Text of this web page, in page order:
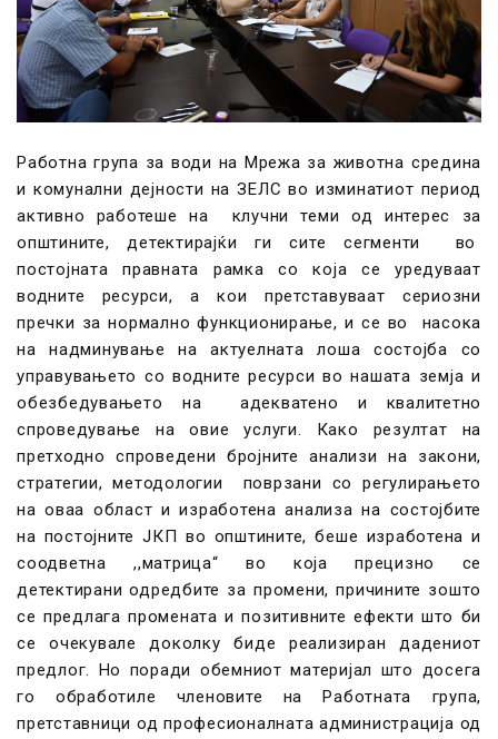
Работна група за води на Мрежа за животна средина
и комунални дејности на ЗЕЛС во изминатиот период
активно работеше на клучни теми од интерес за
општините, детектирајќи ги сите сегменти во
постојната правната рамка со која се уредуваат
водните ресурси, а кои претставуваат сериозни
пречки за нормално функционирање, и се во насока
на надминување на актуелната лоша состојба со
управувањето со водните ресурси во нашата земја и
обезбедувањето на адекватено и квалитетно
спроведување на овие услуги. Како резултат на
претходно спроведени бројните анализи на закони,
стратегии, методологии поврзани со регулирањето
на оваа област и изработена анализа на состојбите
на постојните ЈКП во општините, беше изработена и
соодветна ,,матрица“ во која прецизно се
детектирани одредбите за промени, причините зошто
се предлага промената и позитивните ефекти што би
се очекувале доколку биде реализиран дадениот
предлог. Но поради обемниот материјал што досега
го обработиле членовите на Работната група,
претставници од професионалната администрација од